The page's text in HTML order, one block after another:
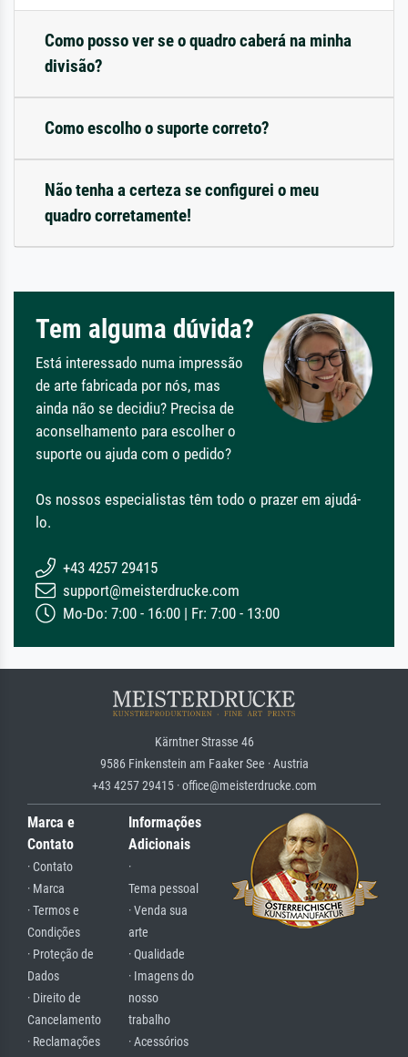
Como posso ver se o quadro caberá na minha
divisão?
Como escolho o suporte correto?
Não tenha a certeza se configurei o meu
quadro corretamente!
Tem alguma dúvida?
Está interessado numa impressão
de arte fabricada por nós, mas
ainda não se decidiu? Precisa de
aconselhamento para escolher o
suporte ou ajuda com o pedido?
Os nossos especialistas têm todo o prazer em ajudá-
lo.
+43 4257 29415
support@meisterdrucke.com
Mo-Do: 7:00 - 16:00 | Fr: 7:00 - 13:00
Kärntner Strasse 46
9586 Finkenstein am Faaker See · Austria
+43 4257 29415 · office@meisterdrucke.com
Marca e
Contato
· Contato
· Marca
· Termos e
Condições
· Proteção de
Dados
· Direito de
Cancelamento
· Reclamações
Informações
Adicionais
·
Tema pessoal
· Venda sua
arte
· Qualidade
· Imagens do
nosso
trabalho
· Acessórios